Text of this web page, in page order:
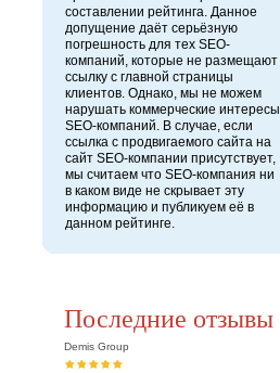
составлении рейтинга. Данное
допущение даёт серьёзную
погрешность для тех SEO-
компаний, которые не размещают
ссылку с главной страницы
клиентов. Однако, мы не можем
нарушать коммерческие интересы
SEO-компаний. В случае, если
ссылка с продвигаемого сайта на
сайт SEO-компании присутствует,
мы считаем что SEO-компания ни
в каком виде не скрывает эту
информацию и публикуем её в
данном рейтинге.
Последние отзывы
Demis Group